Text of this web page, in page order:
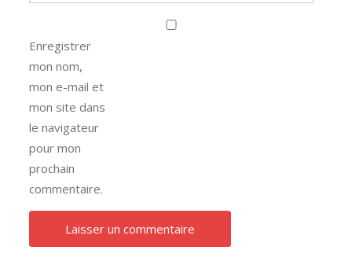
Enregistrer
mon nom,
mon e-mail et
mon site dans
le navigateur
pour mon
prochain
commentaire.